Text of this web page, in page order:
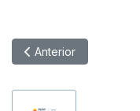
Artículo anterior:
Anterior